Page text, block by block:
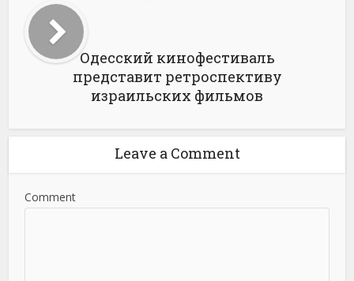
Одесский кинофестиваль
представит ретроспективу
израильских фильмов
Leave a Comment
Comment